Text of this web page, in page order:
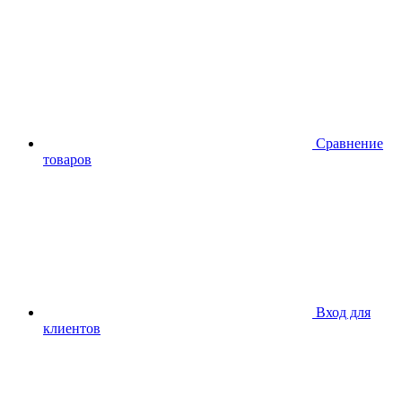
Сравнение
товаров
Вход для
клиентов